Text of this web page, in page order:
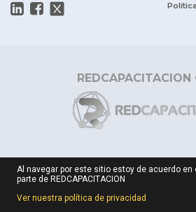
Al navegar por este sitio estoy de acuerdo en
parte de REDCAPACITACION
Ver nuestra política de privacidad